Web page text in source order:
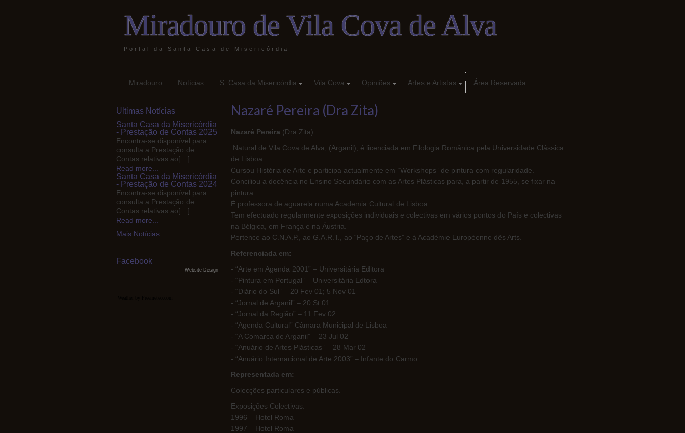
Miradouro de Vila Cova de Alva
Portal da Santa Casa de Misericórdia
Miradouro Notícias S. Casa da Misericórdia Vila Cova Opiniões Artes e Artistas Área Reservada
Ultimas Notícias
Santa Casa da Misericórdia
- Prestação de Contas 2025
Encontra-se disponível para
consulta a Prestação de
Contas relativas ao[…]
Read more...
Santa Casa da Misericórdia
- Prestação de Contas 2024
Encontra-se disponível para
consulta a Prestação de
Contas relativas ao[…]
Read more...
Mais Notícias
Facebook
Website Design
Nazaré Pereira (Dra Zita)
Nazaré Pereira (Dra Zita)
Natural de Vila Cova de Alva, (Arganil), é licenciada em Filologia Românica pela Universidade Clássica
de Lisboa.
Cursou História de Arte e participa actualmente em “Workshops” de pintura com regularidade.
Conciliou a docência no Ensino Secundário com as Artes Plásticas para, a partir de 1955, se fixar na
pintura.
É professora de aguarela numa Academia Cultural de Lisboa.
Tem efectuado regularmente exposições individuais e colectivas em vários pontos do País e colectivas
na Bélgica, em França e na Áustria.
Pertence ao C.N.A.P., ao G.A.R.T., ao “Paço de Artes” e á Académie Européenne dês Arts.
Referenciada em:
- “Arte em Agenda 2001” – Universitária Editora
- “Pintura em Portugal” – Universitária Edtora
- “Diário do Sul” – 20 Fev 01; 5 Nov 01
- “Jornal de Arganil” – 20 St 01
- “Jornal da Região” – 11 Fev 02
- “Agenda Cultural” Câmara Municipal de Lisboa
- “A Comarca de Arganil” – 23 Jul 02
- “Anuário de Artes Plásticas” – 28 Mar 02
- “Anuário Internacional de Arte 2003” – Infante do Carmo
Representada em:
Colecções particulares e públicas.
Exposições Colectivas:
1996 – Hotel Roma
1997 – Hotel Roma